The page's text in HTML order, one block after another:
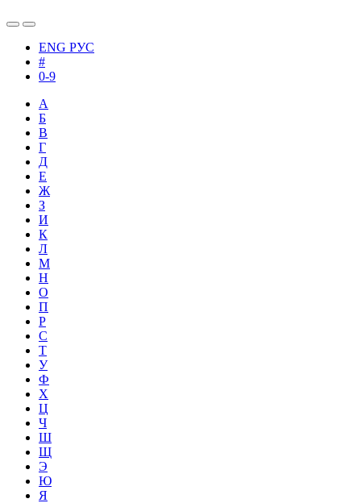
ENG РУС
#
0-9
А
Б
В
Г
Д
Е
Ж
З
И
К
Л
М
Н
О
П
Р
С
Т
У
Ф
Х
Ц
Ч
Ш
Щ
Э
Ю
Я